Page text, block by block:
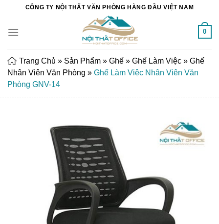
Chuyển
nội
CÔNG TY NỘI THẤT VĂN PHÒNG HÀNG ĐẦU VIỆT NAM
0
Trang Chủ » Sản Phẩm » Ghế » Ghế Làm Việc » Ghế
Nhân Viên Văn Phòng » Ghế Làm Việc Nhân Viên Văn
Phòng GNV-14